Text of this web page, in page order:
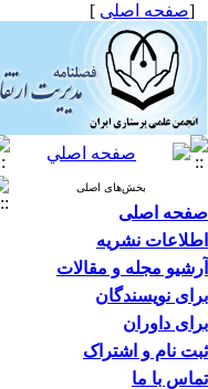
[صفحه اصلی ]
بخش‌های اصلی
صفحه اصلی
اطلاعات نشریه
آرشیو مجله و مقالات
برای نویسندگان
برای داوران
ثبت نام و اشتراک
تماس با ما